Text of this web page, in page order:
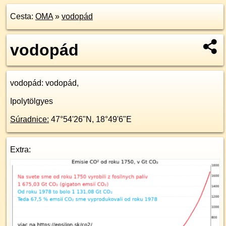
Cesta: OMA» vodopád
vodopád
vodopád: vodopád,
Ipolytölgyes
Súradnice: 47°54'26"N , 18°49'6"E
Extra: